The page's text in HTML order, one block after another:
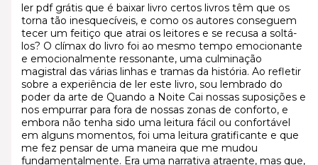
ler pdf grátis que é baixar livro certos livros têm que os
torna tão inesquecíveis, e como os autores conseguem
tecer um feitiço que atrai os leitores e se recusa a soltá-
los? O clímax do livro foi ao mesmo tempo emocionante
e emocionalmente ressonante, uma culminação
magistral das várias linhas e tramas da história. Ao refletir
sobre a experiência de ler este livro, sou lembrado do
poder da arte de Quando a Noite Cai nossas suposições e
nos empurrar para fora de nossas zonas de conforto, e
embora não tenha sido uma leitura fácil ou confortável
em alguns momentos, foi uma leitura gratificante e que
me fez pensar de uma maneira que me mudou
fundamentalmente. Era uma narrativa atraente, mas que,